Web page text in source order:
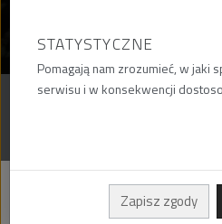
STATYSTYCZNE
Pomagają nam zrozumieć, w jaki
serwisu i w konsekwencji
Zapisz zgody